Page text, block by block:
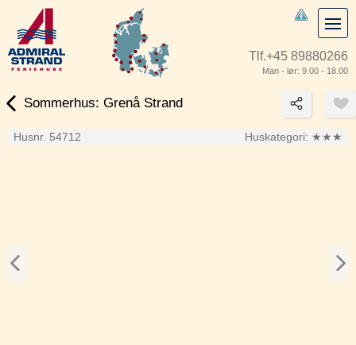
Tlf.+45 89880266
Man - lør: 9.00 - 18.00
Sommerhus: Grenå Strand
Husnr. 54712 Huskategori: ★★★